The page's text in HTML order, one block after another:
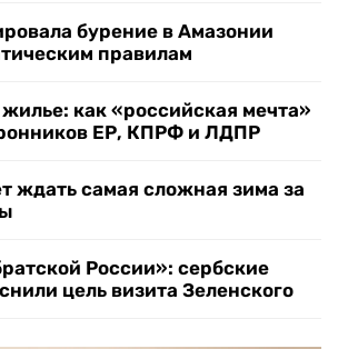
бурение в Амазонии
правилам
как «российская мечта»
ЕР, КПРФ и ЛДПР
ждать самая сложная зима за
России»: сербские
цель визита Зеленского